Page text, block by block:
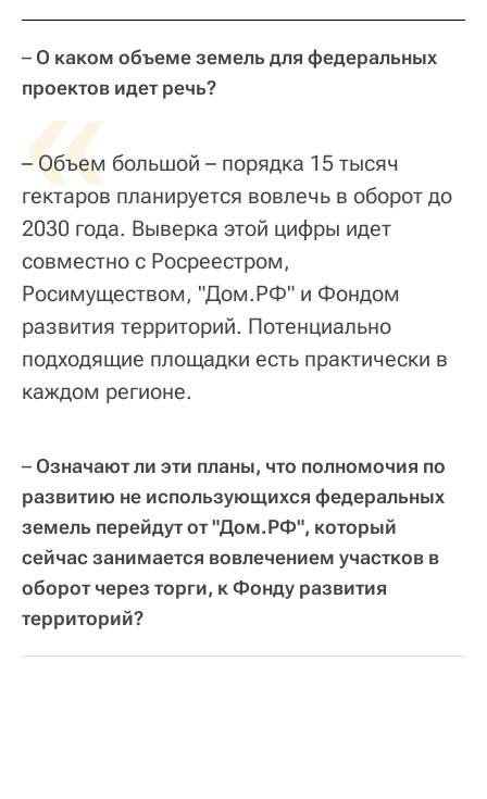
– О каком объеме земель для федеральных
проектов идет речь?
«
– Объем большой – порядка 15 тысяч
гектаров планируется вовлечь в оборот до
2030 года. Выверка этой цифры идет
совместно с Росреестром,
Росимуществом, "Дом.РФ" и Фондом
развития территорий. Потенциально
подходящие площадки есть практически в
каждом регионе.
– Означают ли эти планы, что полномочия по
развитию не использующихся федеральных
земель перейдут от "Дом.РФ", который
сейчас занимается вовлечением участков в
оборот через торги, к Фонду развития
территорий?